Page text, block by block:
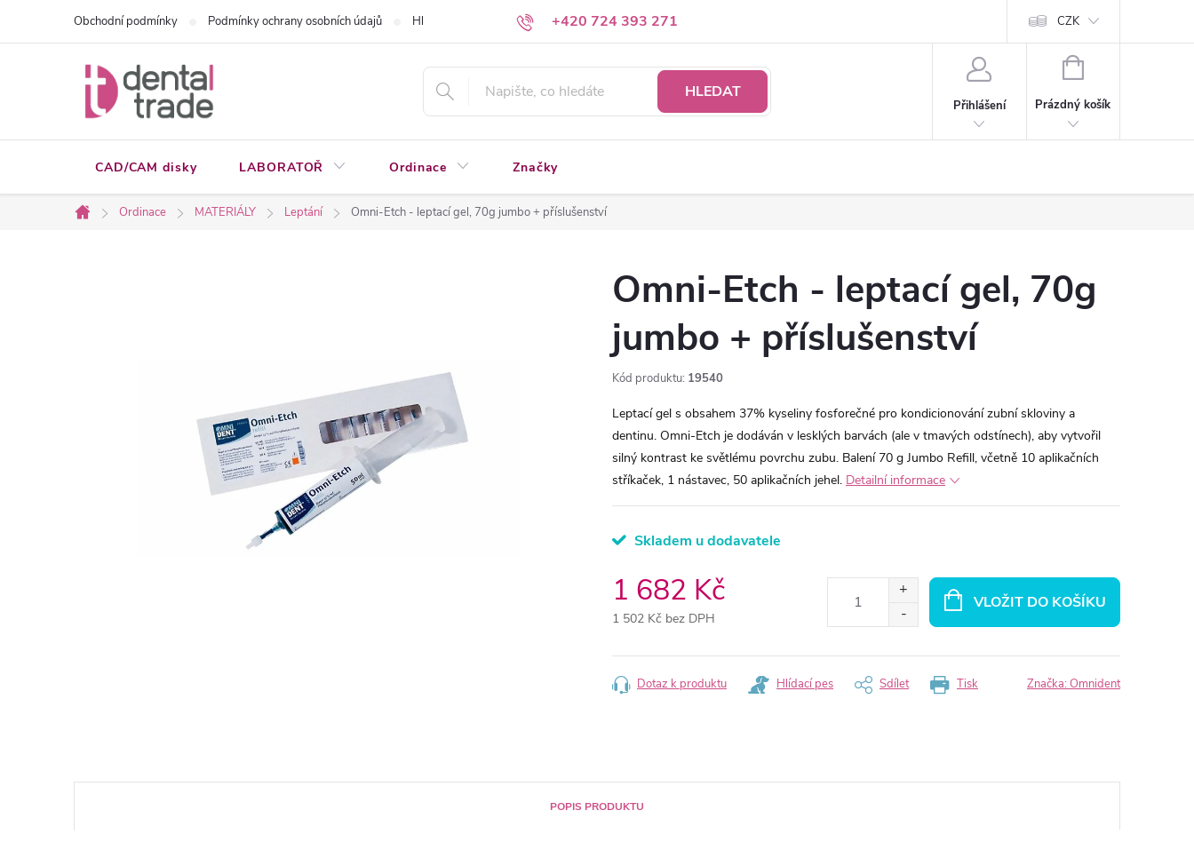
+420 724 393 271
Obchodní podmínky Podmínky ochrany osobních údajů Hledáte a nenacházíte? Napište nám CZK
HLEDAT
Přihlášení
NÁKUPNÍ
Prázdný košík
CAD/CAM disky LABORATOŘ Ordinace Značky
Domů
Ordinace MATERIÁLY Leptání Omni-Etch - leptací gel, 70g jumbo + příslušenství
Omni-Etch - leptací gel, 70g
jumbo + příslušenství
Kód produktu: 19540
Leptací gel s obsahem 37% kyseliny fosforečné pro kondicionování zubní skloviny a
dentinu. Omni-Etch je dodáván v lesklých barvách (ale v tmavých odstínech), aby vytvořil
silný kontrast ke světlému povrchu zubu. Balení 70 g Jumbo Refill, včetně 10 aplikačních
stříkaček, 1 nástavec, 50 aplikačních jehel. Detailní informace
Skladem u dodavatele
1 682 Kč
1 502 Kč bez DPH
cena:
VLOŽIT DO KOŠÍKU
Tisk
Dotaz k produktu Hlídací pes Sdílet Značka: Omnident
POPIS PRODUKTU